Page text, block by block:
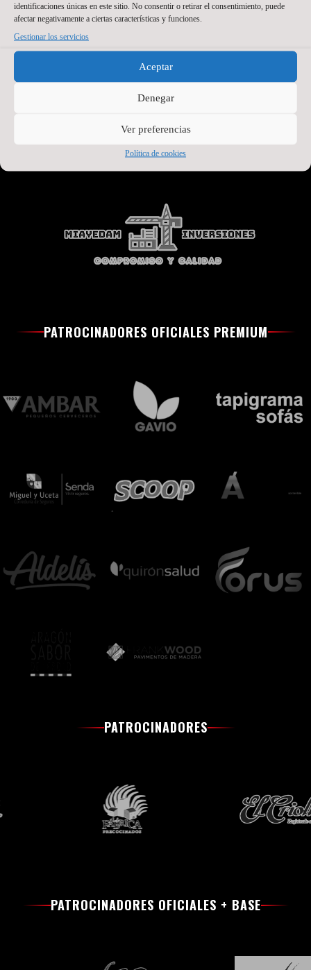
identificaciones únicas en este sitio. No consentir o retirar el consentimiento, puede
afectar negativamente a ciertas características y funciones.
Gestionar los servicios
Aceptar
Denegar
Ver preferencias
Política de cookies
SEGUNDO PATROCINADOR
PATROCINADORES OFICIALES PREMIUM
PATROCINADORES
PATROCINADORES OFICIALES + BASE